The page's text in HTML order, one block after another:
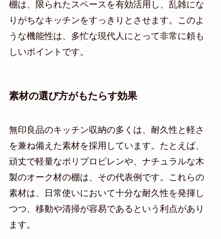
棚は、限られたスペースを有効活用し、乱雑にな
りがちなキッチンをすっきりとさせます。このよ
うな機能性は、多忙な現代人にとって非常に頼も
しいポイントです。
素材の選び方がもたらす効果
無印良品のキッチン収納の多くは、耐久性と軽さ
を兼ね備えた素材を採用しています。たとえば、
頑丈で軽量なポリプロピレンや、ナチュラルな木
製のオーク材の棚は、その代表例です。これらの
素材は、日常使いにおいて十分な耐久性を発揮し
つつ、移動や清掃が容易であるという利点があり
ます。